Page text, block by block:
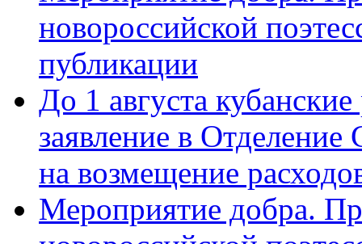
новороссийской
публикации
До 1 августа
заявление в
на возмещение
Мероприятие добра.